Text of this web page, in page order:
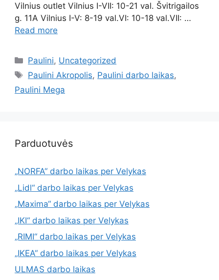
Vilnius outlet Vilnius I-VII: 10-21 val. Švitrigailos
g. 11A Vilnius I-V: 8-19 val.VI: 10-18 val.VII: …
Read more
Paulini, Uncategorized
Paulini Akropolis, Paulini darbo laikas,
Paulini Mega
Parduotuvės
„NORFA“ darbo laikas per Velykas
„Lidl“ darbo laikas per Velykas
„Maxima“ darbo laikas per Velykas
„IKI“ darbo laikas per Velykas
„RIMI“ darbo laikas per Velykas
„IKEA“ darbo laikas per Velykas
ULMAS darbo laikas